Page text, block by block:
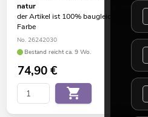
natur
der Artikel ist 100% baugleich, andere
Farbe
No. 26242030
Bestand reicht ca. 9 Wo.
74,90€